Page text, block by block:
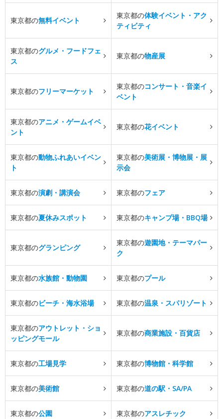
東京都の無料イベント
東京都の体験イベント・アク
ティビティ
東京都のグルメ・フードフェ
ス
東京都の物産展
東京都のフリーマーケット
東京都のコンサート・音楽イ
ベント
東京都のアニメ・ゲームイベ
ント
東京都の花イベント
東京都の動物ふれあいイベン
ト
東京都の美術展・博物展・展
示会
東京都の演劇・講演会 東京都のフェア
東京都の夏休みスポット 東京都のキャンプ場・BBQ場
東京都のグランピング
東京都の遊園地・テーマパー
ク
東京都の水族館・動物園 東京都のプール
東京都のビーチ・海水浴場 東京都の温泉・スパリゾート
東京都のアウトレット・ショ
ッピングモール
東京都の商業施設・百貨店
東京都の工場見学 東京都の博物館・科学館
東京都の美術館 東京都の道の駅・SA/PA
東京都の公園 東京都のアスレチック